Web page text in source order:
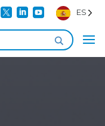
   ES